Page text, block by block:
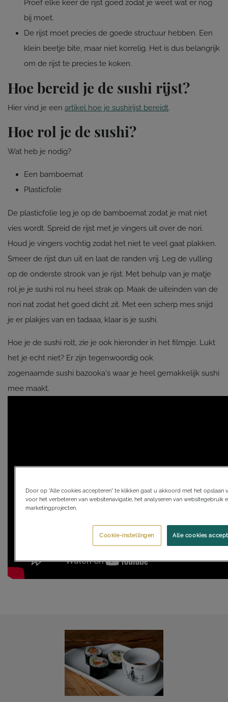
Proef elke keer de rijst goed zodat je weet wat er nog
bij moet.
De rijst moet precies de goede structuur hebben. Een
klein beetje bite, maar niet korrelig. Het is dus belangrijk
om de rijst te precies te koken.
Hoe bereid je de sushi rijst?
Hier vind je een artikel hoe je sushirijst bereidt.
Hoe rol je de sushi?
Wat heb je nodig?
Een bamboemat
Plasticfolie
De plasticfolie leg je op de bamboemat zodat je mat niet
vies wordt. Spreid de rijst met je vingers uit over de nori.
Houd je vingers vochtig zodat het niet te veel gaat plakken.
Smeer de rijst dun uit en laat de randen vrij. Leg de vulling
op de onderste strook van je rijst. Met behulp van je matje
rol je je sushi rol nu heel strak op. Maak de uiteinden van de
nori nat zodat het goed dicht zit. Met een scherp mes snijd
je er plakjes van en tadaaa, klaar is je sushi.
Hoe je de sushi rolt, zie je ook hieronder in het filmpje. Lukt
het je echt niet? Er zijn tegenwoordig ook
zogenaamde sushi bazooka's waar je heel gemakkelijk sushi
mee maakt.
Door op “Alle cookies accepteren” te klikken gaat u akkoord met het opslaan
voor het verbeteren van websitenavigatie, het analyseren van websitegebruik
marketingprojecten.
Alle cookies
Cookie-instellingen